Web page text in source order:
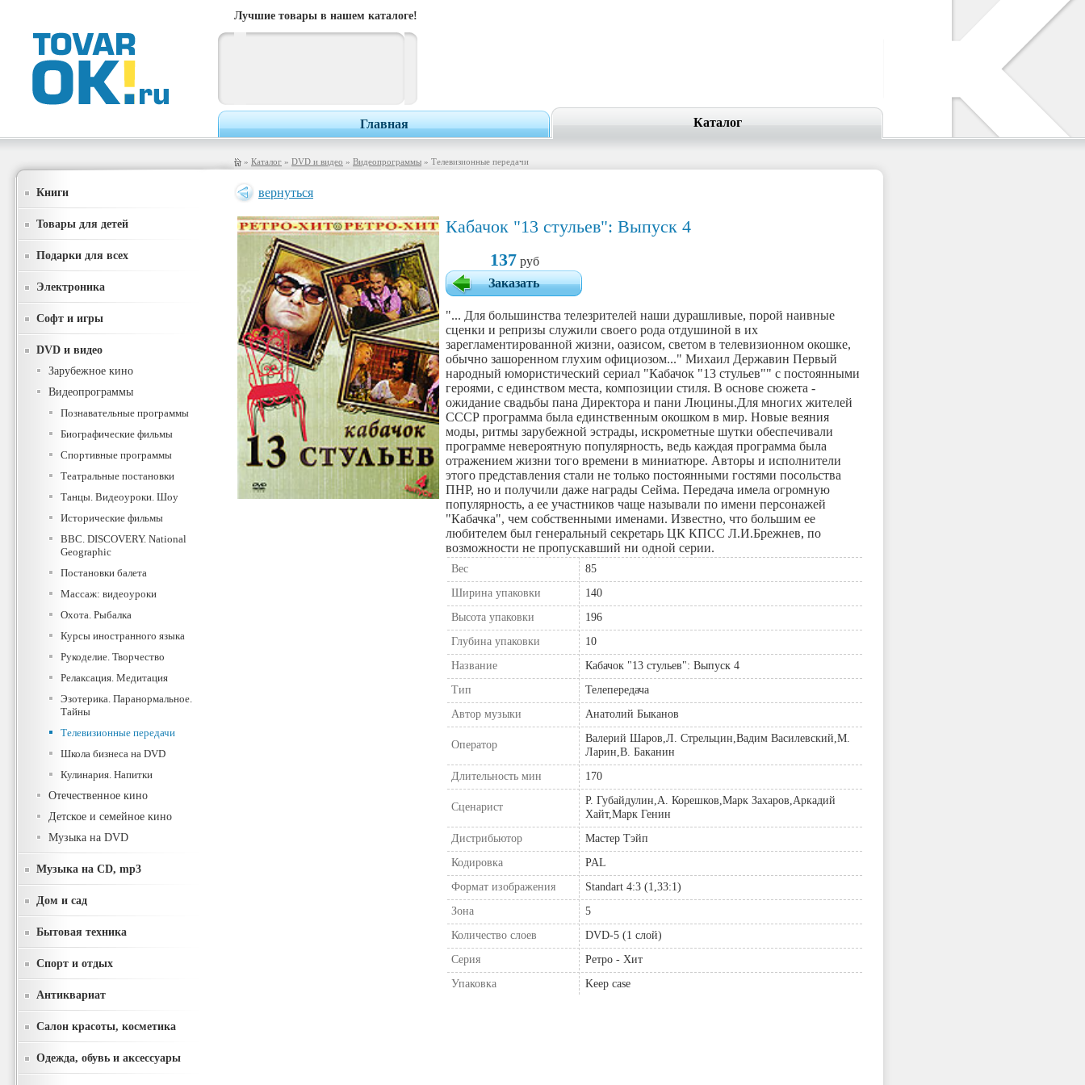
Лучшие товары в нашем каталоге!
Главная Каталог
» Каталог » DVD и видео » Видеопрограммы » Телевизионные передачи
Книги
Товары для детей
Подарки для всех
Электроника
Софт и игры
DVD и видео
Зарубежное кино
Видеопрограммы
Познавательные программы
Биографические фильмы
Спортивные программы
Театральные постановки
Танцы. Видеоуроки. Шоу
Исторические фильмы
BBC. DISCOVERY. National
Geographic
Постановки балета
Массаж: видеоуроки
Охота. Рыбалка
Курсы иностранного языка
Рукоделие. Творчество
Релаксация. Медитация
Эзотерика. Паранормальное.
Тайны
Телевизионные передачи
Школа бизнеса на DVD
Кулинария. Напитки
Отечественное кино
Детское и семейное кино
Музыка на DVD
Музыка на CD, mp3
Дом и сад
Бытовая техника
Спорт и отдых
Антиквариат
Салон красоты, косметика
Одежда, обувь и аксессуары
вернуться
Кабачок "13 стульев": Выпуск 4
137 руб
Заказать
"... Для большинства телезрителей наши дурашливые, порой наивные
сценки и репризы служили своего рода отдушиной в их
зарегламентированной жизни, оазисом, светом в телевизионном окошке,
обычно зашоренном глухим официозом..." Михаил Державин Первый
народный юмористический сериал "Кабачок "13 стульев"" с постоянными
героями, с единством места, композиции стиля. В основе сюжета -
ожидание свадьбы пана Директора и пани Люцины.Для многих жителей
СССР программа была единственным окошком в мир. Новые веяния
моды, ритмы зарубежной эстрады, искрометные шутки обеспечивали
программе невероятную популярность, ведь каждая программа была
отражением жизни того времени в миниатюре. Авторы и исполнители
этого представления стали не только постоянными гостями посольства
ПНР, но и получили даже награды Сейма. Передача имела огромную
популярность, а ее участников чаще называли по имени персонажей
"Кабачка", чем собственными именами. Известно, что большим ее
любителем был генеральный секретарь ЦК КПСС Л.И.Брежнев, по
возможности не пропускавший ни одной серии.
Вес
85
Ширина упаковки
140
Высота упаковки
196
Глубина упаковки
10
Название
Кабачок "13 стульев": Выпуск 4
Тип
Телепередача
Автор музыки
Анатолий Быканов
Оператор
Валерий Шаров,Л. Стрельцин,Вадим Василевский,М.
Ларин,В. Баканин
Длительность мин
170
Сценарист
Р. Губайдулин,А. Корешков,Марк Захаров,Аркадий
Хайт,Марк Генин
Дистрибьютор
Мастер Тэйп
Кодировка
PAL
Формат изображения
Standart 4:3 (1,33:1)
Зона
5
Количество слоев
DVD-5 (1 слой)
Серия
Ретро - Хит
Упаковка
Keep case